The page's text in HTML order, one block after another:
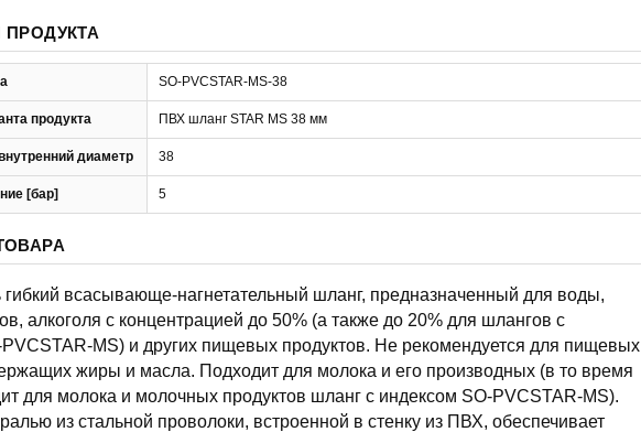
SO-PVCSTAR-MS-38
продукта ПВХ шланг STAR MS 38 мм
диаметр 38
[бар] 5
гибкий всасывающе-нагнетательный шланг, предназначенный для воды,
алкоголя с концентрацией до 50% (а также до 20% для шлангов с
MS) и других пищевых продуктов. Не рекомендуется для пищевых
жиры и масла. Подходит для молока и его производных (в то время
для молока и молочных продуктов шланг с индексом SO-PVCSTAR-MS).
из стальной проволоки, встроенной в стенку из ПВХ, обеспечивает